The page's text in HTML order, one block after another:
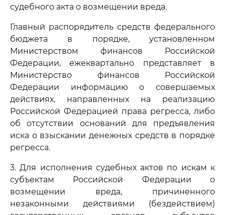
судебного акта о возмещении вреда.
Главный распорядитель средств федерального
бюджета в порядке, установленном
Министерством финансов Российской
Федерации, ежеквартально представляет в
Министерство финансов Российской
Федерации информацию о совершаемых
действиях, направленных на реализацию
Российской Федерацией права регресса, либо
об отсутствии оснований для предъявления
иска о взыскании денежных средств в порядке
регресса.
3. Для исполнения судебных актов по искам к
субъектам Российской Федерации о
возмещении вреда, причиненного
незаконными действиями (бездействием)